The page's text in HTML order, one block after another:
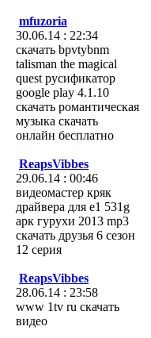
mfuzoria
30.06.14 : 22:34
скачать bpvtybnm
talisman the magical
quest русификатор
google play 4.1.10
скачать романтическая
музыка скачать
онлайн бесплатно
ReapsVibbes
29.06.14 : 00:46
видеомастер кряк
драйвера для e1 531g
арк гурухи 2013 mp3
скачать друзья 6 сезон
12 серия
ReapsVibbes
28.06.14 : 23:58
www 1tv ru скачать
видео